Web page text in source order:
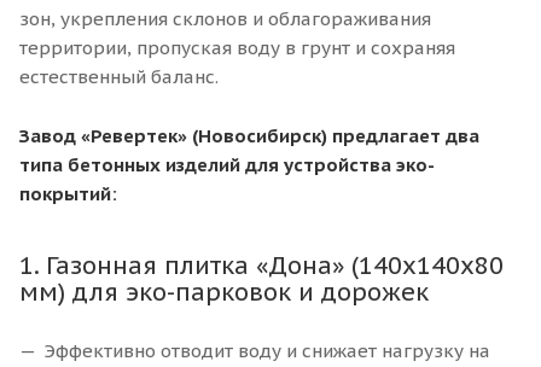
зон, укрепления склонов и облагораживания
территории, пропуская воду в грунт и сохраняя
естественный баланс.
Завод «Ревертек» (Новосибирск) предлагает два
типа бетонных изделий для устройства эко-
покрытий:
1. Газонная плитка «Дона» (140х140х80
мм) для эко-парковок и дорожек
Эффективно отводит воду и снижает нагрузку на